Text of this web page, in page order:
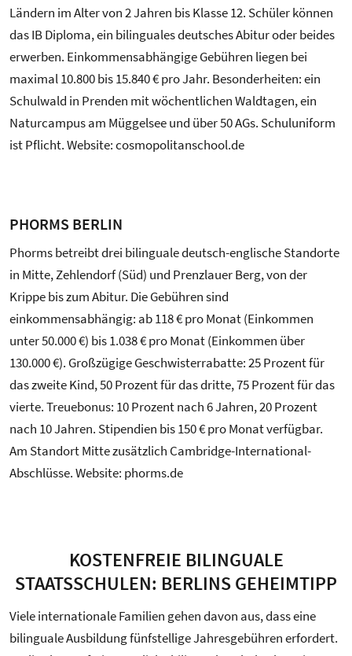
Ländern im Alter von 2 Jahren bis Klasse 12. Schüler können
das IB Diploma, ein bilinguales deutsches Abitur oder beides
erwerben. Einkommensabhängige Gebühren liegen bei
maximal 10.800 bis 15.840 € pro Jahr. Besonderheiten: ein
Schulwald in Prenden mit wöchentlichen Waldtagen, ein
Naturcampus am Müggelsee und über 50 AGs. Schuluniform
ist Pflicht. Website: cosmopolitanschool.de
PHORMS BERLIN
Phorms betreibt drei bilinguale deutsch-englische Standorte
in Mitte, Zehlendorf (Süd) und Prenzlauer Berg, von der
Krippe bis zum Abitur. Die Gebühren sind
einkommensabhängig: ab 118 € pro Monat (Einkommen
unter 50.000 €) bis 1.038 € pro Monat (Einkommen über
130.000 €). Großzügige Geschwisterrabatte: 25 Prozent für
das zweite Kind, 50 Prozent für das dritte, 75 Prozent für das
vierte. Treuebonus: 10 Prozent nach 6 Jahren, 20 Prozent
nach 10 Jahren. Stipendien bis 150 € pro Monat verfügbar.
Am Standort Mitte zusätzlich Cambridge-International-
Abschlüsse. Website: phorms.de
KOSTENFREIE BILINGUALE
STAATSSCHULEN: BERLINS GEHEIMTIPP
Viele internationale Familien gehen davon aus, dass eine
bilinguale Ausbildung fünfstellige Jahresgebühren erfordert.